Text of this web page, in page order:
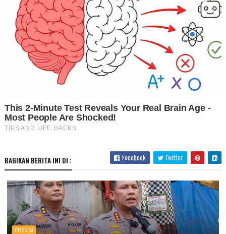
BAGIKAN BERITA INI DI : Facebook Twitter
PRESISI